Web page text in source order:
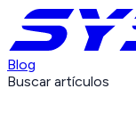
Blog
Buscar artículos